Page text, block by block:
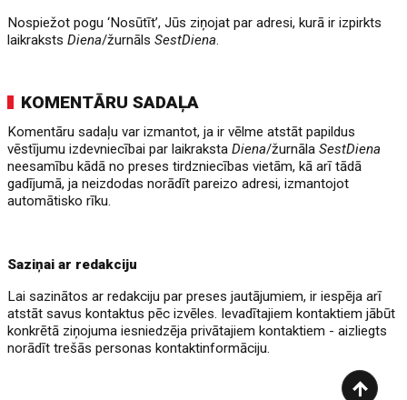
Nospiežot pogu ‘Nosūtīt’, Jūs ziņojat par adresi, kurā ir izpirkts
laikrakstsDiena/žurnālsSestDiena.
KOMENTĀRU SADAĻA
Komentāru sadaļu var izmantot, ja ir vēlme atstāt papildus
vēstījumu izdevniecībai par laikrakstaDiena/žurnālaSestDiena
neesamību kādā no preses tirdzniecības vietām, kā arī tādā
gadījumā, ja neizdodas norādīt pareizo adresi, izmantojot
automātisko rīku.
Saziņai ar redakciju
Lai sazinātos ar redakciju par preses jautājumiem, ir iespēja arī
atstāt savus kontaktus pēc izvēles. Ievadītajiem kontaktiem jābūt
konkrētā ziņojuma iesniedzēja privātajiem kontaktiem - aizliegts
norādīt trešās personas kontaktinformāciju.